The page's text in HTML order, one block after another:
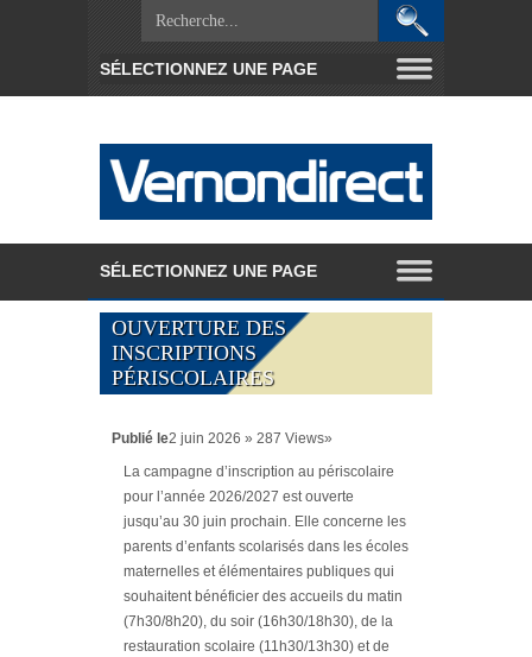
OUVERTURE DES
INSCRIPTIONS
PÉRISCOLAIRES
Publié le2 juin 2026 » 287 Views»
La campagne d’inscription au périscolaire
pour l’année 2026/2027 est ouverte
jusqu’au 30 juin prochain. Elle concerne les
parents d’enfants scolarisés dans les écoles
maternelles et élémentaires publiques qui
souhaitent bénéficier des accueils du matin
(7h30/8h20), du soir (16h30/18h30), de la
restauration scolaire (11h30/13h30) et de